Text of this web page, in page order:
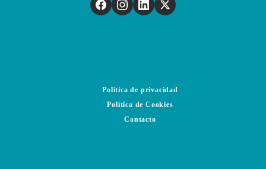
Política de privacidad
Política de Cookies
Contacto